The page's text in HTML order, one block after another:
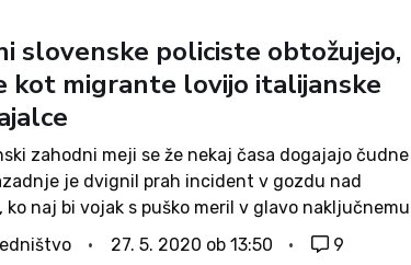
slovenske policiste obtožujejo,
kot migrante lovijo italijanske
zahodni meji se že nekaj časa dogajajo čudne
je dvignil prah incident v gozdu nad
ko naj bi vojak s puško meril v glavo naključnemu
Slovenska Vojska je že v ponedeljek sporočila,
27. 5. 2020 ob 13:50 9